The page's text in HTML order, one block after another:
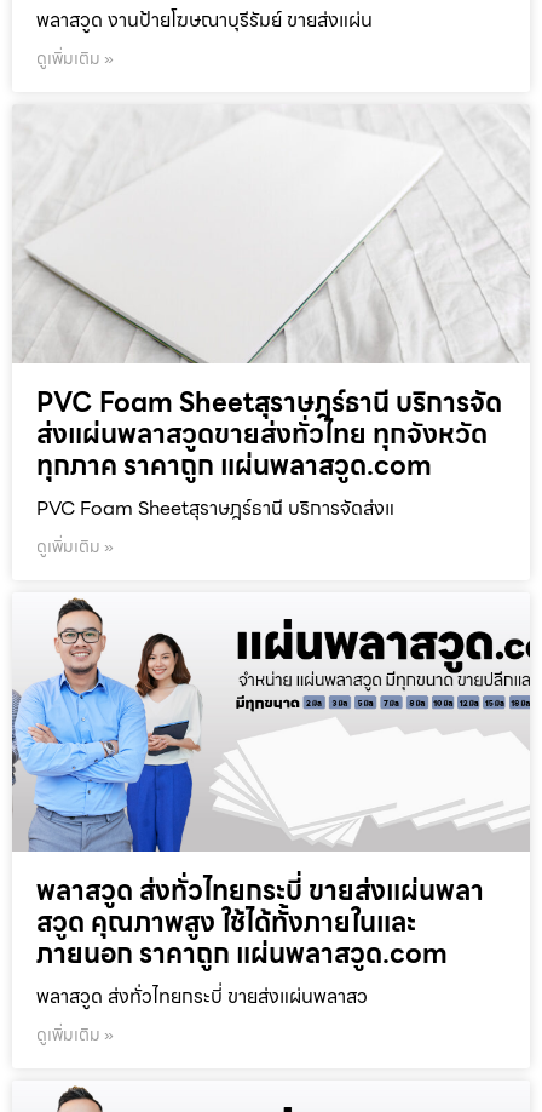
พลาสวูด งานป้ายโฆษณาบุรีรัมย์ ขายส่งแผ่น
ดูเพิ่มเติม »
PVC Foam Sheetสุราษฎร์ธานี บริการจัด
ส่งแผ่นพลาสวูดขายส่งทั่วไทย ทุกจังหวัด
ทุกภาค ราคาถูก แผ่นพลาสวูด.com
PVC Foam Sheetสุราษฎร์ธานี บริการจัดส่งแ
ดูเพิ่มเติม »
พลาสวูด ส่งทั่วไทยกระบี่ ขายส่งแผ่นพลา
สวูด คุณภาพสูง ใช้ได้ทั้งภายในและ
ภายนอก ราคาถูก แผ่นพลาสวูด.com
พลาสวูด ส่งทั่วไทยกระบี่ ขายส่งแผ่นพลาสว
ดูเพิ่มเติม »